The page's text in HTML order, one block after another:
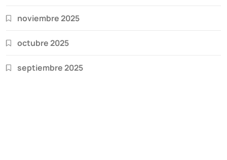
noviembre 2025
octubre 2025
septiembre 2025